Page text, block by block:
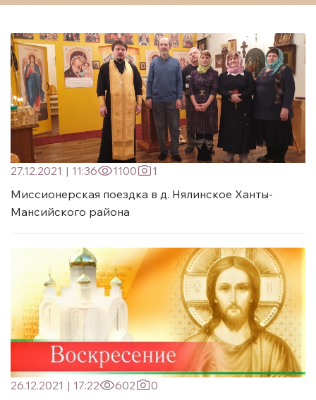
27.12.2021 | 11:36 1100
1
Миссионерская поездка в д. Нялинское Ханты-
Мансийского района
26.12.2021 | 17:22 602
0